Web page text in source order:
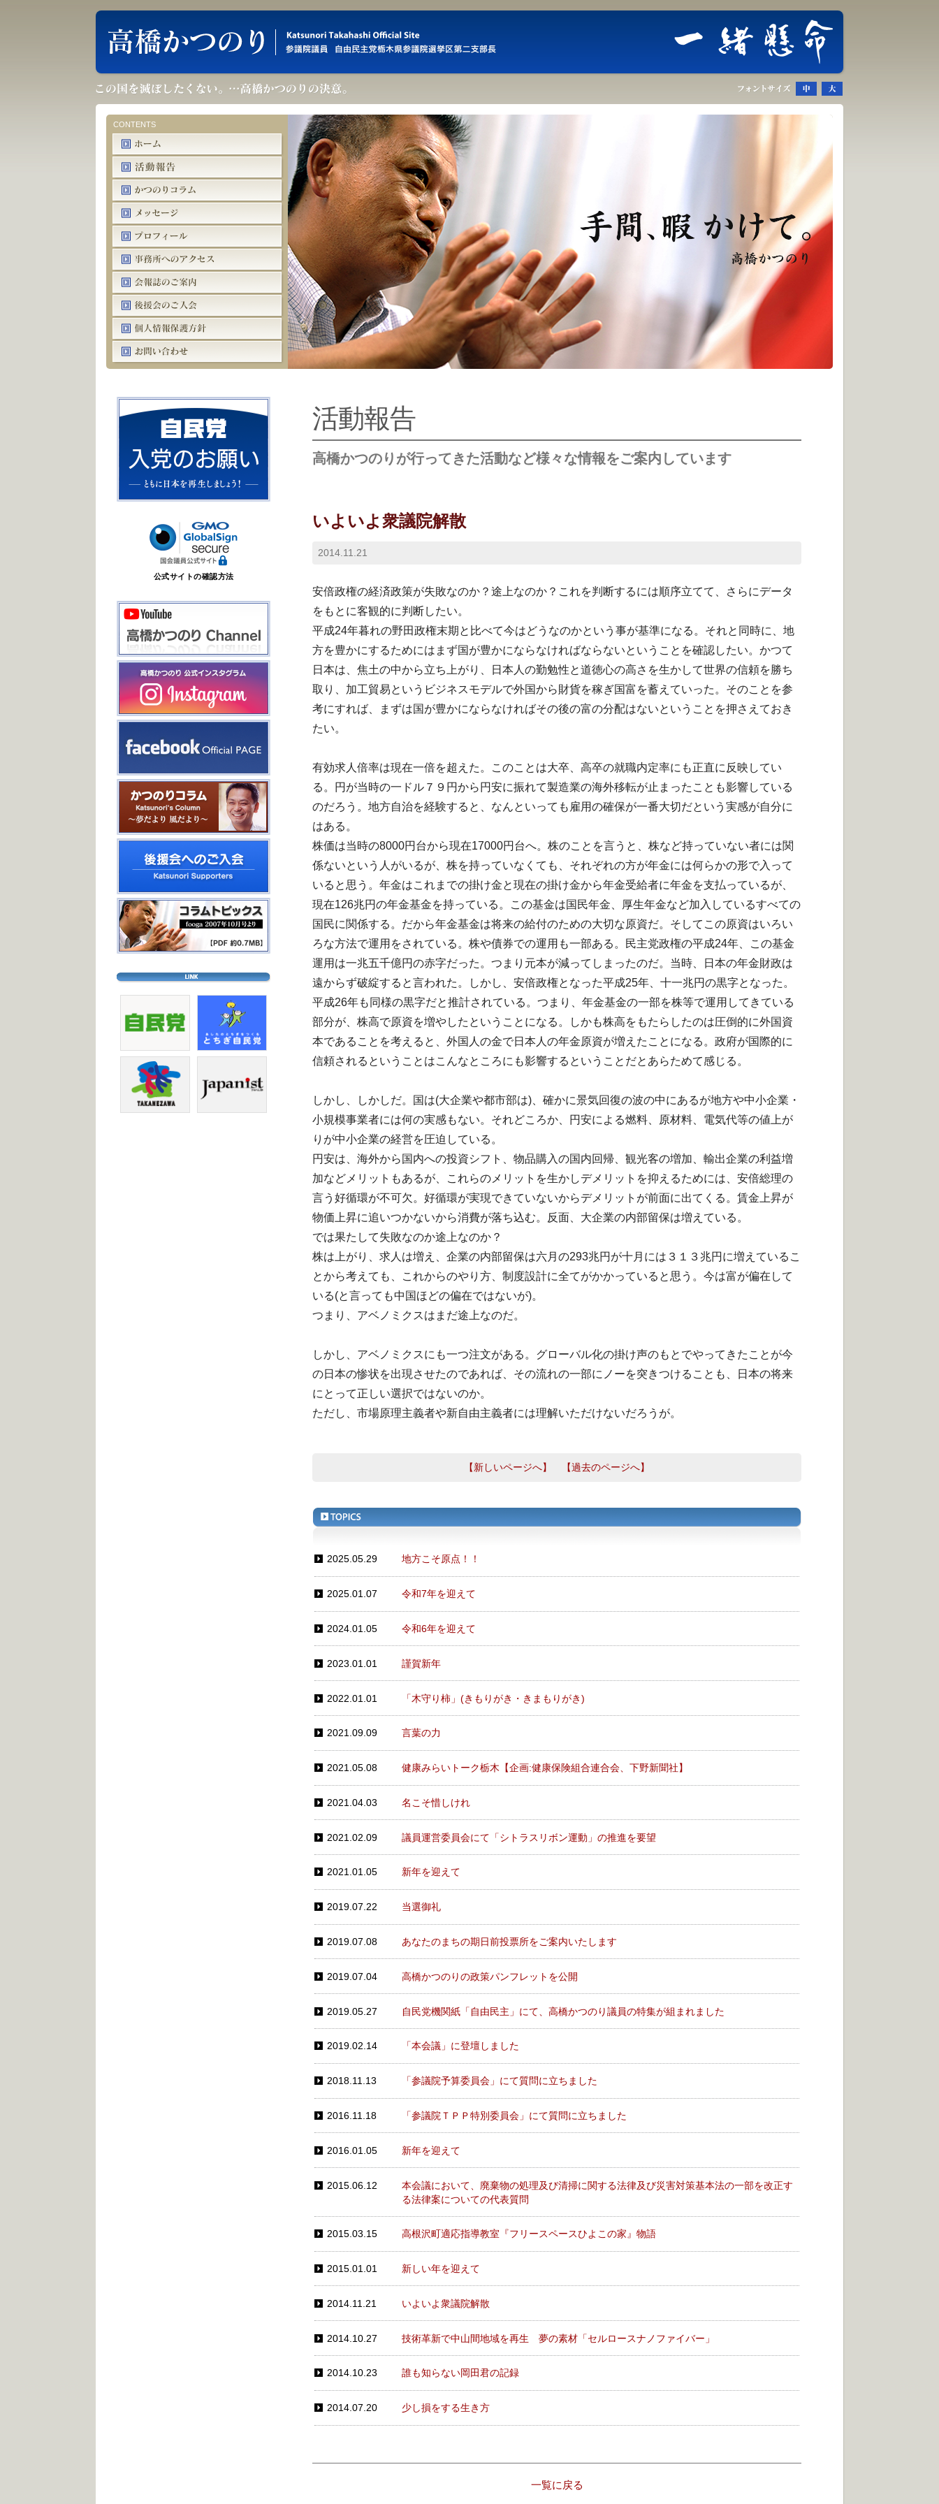
CONTENTS
活動報告
高橋かつのりが行ってきた活動など様々な情報をご案内しています
いよいよ衆議院解散
2014.11.21
安倍政権の経済政策が失敗なのか？途上なのか？ これを判断するには順序立てて、
さらにデータ
をもとに客観的に判断したい。
平成24年暮れの野田政権末期と比べて今はどうなのかという事が基準になる。それと同時に、 地
方を豊かにするためにはまず国が豊かにならなければならないと いうことを確認したい。かつて
日本は、焦土の中から立ち上がり、
日本人の勤勉性と道徳心の高さを生かして世界の信頼を勝ち
取り、 加工貿易というビジネスモデルで外国から財貨を稼ぎ国富を蓄えていった。そのことを参
考にすれば、
まずは国が豊かにならなければその後の富の分配はないということ を押さえておき
たい。
有効求人倍率は現在一倍を超えた。このことは大卒、 高卒の就職内定率にも正直に反映してい
る。
円が当時の一ドル７９円から円安に振れて製造業の海外移転が止ま ったことも影響している
のだろう。地方自治を経験すると、 なんといっても雇用の確保が一番大切だという実感が自分に
はある 。
株価は当時の8000円台から現在17000円台へ。 株のことを言うと、 株など持っていない者には関
係ないという人がいるが、 株を持っていなくても、 それぞれの方が年金には何らかの形で入って
いると思う。 年金はこれまでの掛け金と現在の掛け金から年金受給者に年金を支払っているが、
現在126兆円の年金基金を持っている。
この基金は国民年金、
厚生年金など加入しているすべての
国民に関係する。 だから年金基金は将来の給付のための大切な原資だ。 そしてこの原資はいろい
ろな方法で運用をされている。 株や債券での運用も一部ある。民主党政権の平成24年、
この基金
運用は一兆五千億円の赤字だった。 つまり元本が減ってしまったのだ。当時、
日本の年金財政は
遠からず破綻すると言われた。しかし、 安倍政権となった平成25年、十一兆円の黒字となった。
平成26年も同様の黒字だと推計されている。つまり、 年金基金の一部を株等で運用してきている
部分が、 株高で原資を増やしたということになる。
しかも株高をもたらしたのは圧倒的に外国資
本であることを考える と、外国人の金で日本人の年金原資が増えたことになる。 政府が国際的に
信頼されるということはこんなところにも影響する ということだとあらためて感じる。
しかし、しかしだ。国は(大企業や都市部は)、 確かに景気回復の波の中にあるが地方や中小企業・
小規模事業者には何の実感もない。それどころか、
円安による燃料、原材料、 電気代等の値上が
りが中小企業の経営を圧迫している。
円安は、海外から国内への投資シフト、物品購入の国内回帰、 観光客の増加、輸出企業の利益増
加などメリットもあるが、
これらのメリットを生かしデメリットを抑えるためには、 安倍総理の
言う好循環が不可欠。 好循環が実現できていないからデメリットが前面に出てくる。 賃金上昇が
物価上昇に追いつかないから消費が落ち込む。反面、 大企業の内部留保は増えている。
では果たして失敗なのか途上なのか？
株は上がり、求人は増え、 企業の内部留保は六月の293兆円が十月には３１３兆円に増えているこ
とから考えても、これからのやり方、 制度設計に全てがかかっていると思う。今は富が偏在して
いる(と言っても中国ほどの偏在ではないが)。
つまり、アベノミクスはまだ途上なのだ。
しかし、アベノミクスにも一つ注文がある。 グローバル化の掛け声のもとでやってきたことが今
の日本の惨状を出現させたのであれば、 その流れの一部にノーを突きつけることも、
日本の将来
にとって正しい選択ではないのか。
ただし、 市場原理主義者や新自由主義者には理解いただけないだろうが。
【新しいページへ】 【過去のページへ】
2025.05.29 地方こそ原点！！
2025.01.07 令和7年を迎えて
2024.01.05 令和6年を迎えて
2023.01.01 謹賀新年
2022.01.01 「木守り柿」(きもりがき・きまもりがき)
2021.09.09 言葉の力
2021.05.08 健康みらいトーク栃木【企画:健康保険組合連合会、下野新聞社】
2021.04.03 名こそ惜しけれ
2021.02.09 議員運営委員会にて「シトラスリボン運動」の推進を要望
2021.01.05 新年を迎えて
2019.07.22 当選御礼
2019.07.08 あなたのまちの期日前投票所をご案内いたします
2019.07.04 高橋かつのりの政策パンフレットを公開
2019.05.27 自民党機関紙「自由民主」にて、高橋かつのり議員の特集が組まれました
2019.02.14 「本会議」に登壇しました
2018.11.13 「参議院予算委員会」にて質問に立ちました
2016.11.18 「参議院ＴＰＰ特別委員会」にて質問に立ちました
2016.01.05 新年を迎えて
2015.06.12
本会議において、廃棄物の処理及び清掃に関する法律及び災害対策基本法の一部を改正す
る法律案についての代表質問
2015.03.15 高根沢町適応指導教室『フリースペースひよこの家』物語
2015.01.01 新しい年を迎えて
2014.11.21 いよいよ衆議院解散
2014.10.27 技術革新で中山間地域を再生 夢の素材「セルロースナノファイバー」
2014.10.23 誰も知らない岡田君の記録
2014.07.20 少し損をする生き方
一覧に戻る
公式サイトの確認方法